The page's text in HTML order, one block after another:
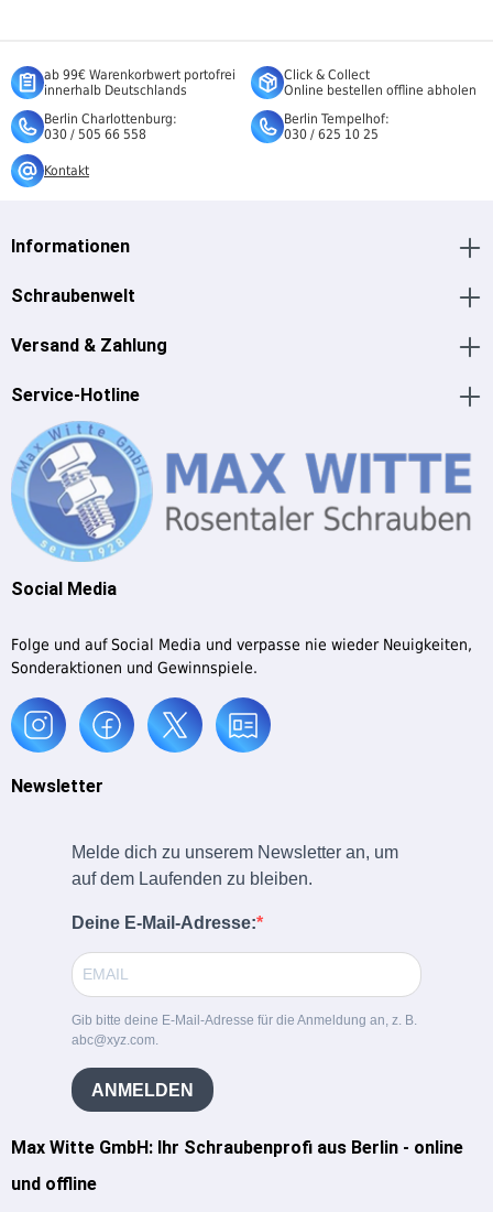
ab 99€ Warenkorbwert portofrei
innerhalb Deutschlands
Click & Collect
Online bestellen offline abholen
Berlin Charlottenburg:
030 / 505 66 558
Berlin Tempelhof:
030 / 625 10 25
Kontakt
Informationen
Schraubenwelt
Versand & Zahlung
Service-Hotline
Max Witte GmbH: Ihr Schraubenprofi aus Berlin - online
und offline
Social Media
Folge und auf Social Media und verpasse nie wieder Neuigkeiten,
Sonderaktionen und Gewinnspiele.
Newsletter
Melde dich zu unserem Newsletter an, um
auf dem Laufenden zu bleiben.
Deine E-Mail-Adresse:
Gib bitte deine E-Mail-Adresse für die Anmeldung an, z. B.
abc@xyz.com.
ANMELDEN